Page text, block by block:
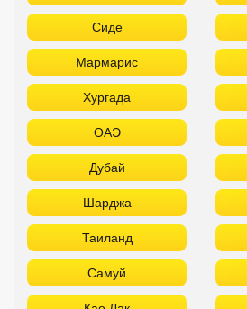
Сиде
Мармарис
Хургада
ОАЭ
Дубай
Шарджа
Таиланд
Самуй